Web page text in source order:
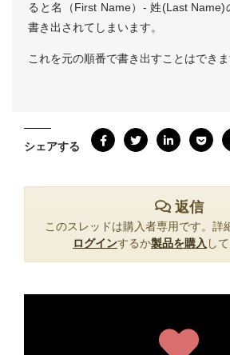
ると名（First Name）- 姓(Last Name)
書き出されてしまいます。
これを元の順番で書き出すことはでき
シェアする
返信
このスレッドは購入者専用です。詳
ログインするか製品を購入 し